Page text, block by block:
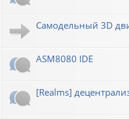
Самодельный 3D
ASM8080 IDE
[Realms]